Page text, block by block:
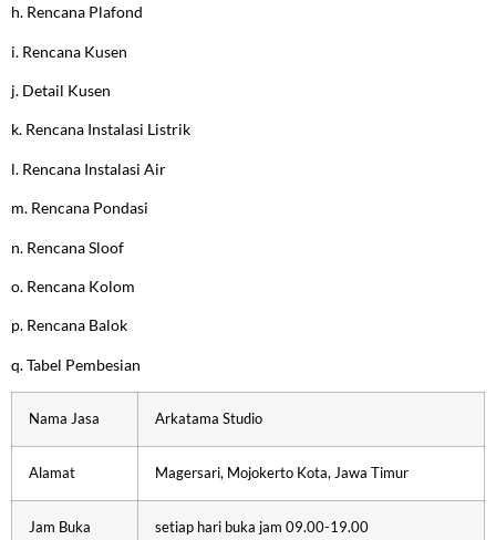
h. Rencana Plafond
i. Rencana Kusen
j. Detail Kusen
k. Rencana Instalasi Listrik
l. Rencana Instalasi Air
m. Rencana Pondasi
n. Rencana Sloof
o. Rencana Kolom
p. Rencana Balok
q. Tabel Pembesian
Nama Jasa Arkatama Studio
Alamat Magersari, Mojokerto Kota, Jawa Timur
Jam Buka setiap hari buka jam 09.00-19.00